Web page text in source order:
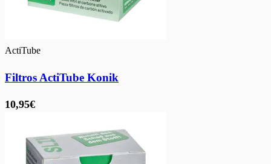
ActiTube
Filtros ActiTube Konik
10,95€